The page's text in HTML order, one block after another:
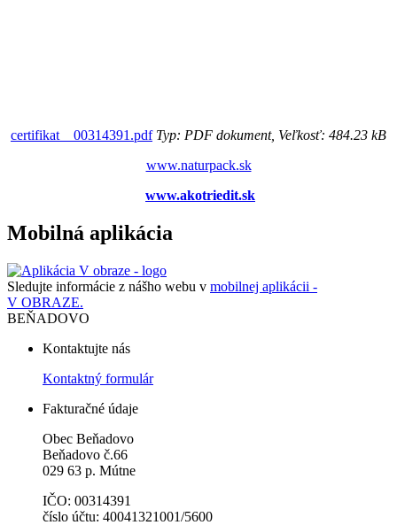
certifikat__00314391.pdfTyp: PDF dokument, Veľkosť: 484.23 kB
www.naturpack.sk
www.akotriedit.sk
Mobilná aplikácia
Sledujte informácie z nášho webu v mobilnej aplikácii -
V OBRAZE.
BEŇADOVO
Kontaktujte nás
Kontaktný formulár
Fakturačné údaje
Obec Beňadovo
Beňadovo č.66
029 63 p. Mútne
IČO: 00314391
číslo účtu: 40041321001/5600